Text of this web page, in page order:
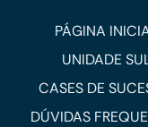
PÁGINA
UNIDADE
CASES DE
DÚVIDAS